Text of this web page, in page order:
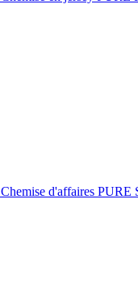
Chemise d'affaires PURE